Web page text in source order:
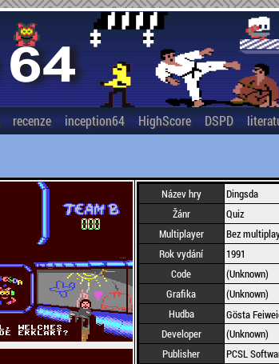
recenze inception64 HighScore DSPD
Název hry
Dingsda
Žánr
Quiz
Multiplayer
Bez
Rok vydání
1991
Code
(Unknown)
Grafika
(Unknown)
Hudba
Gösta
Developer
(Unknown)
Publisher
PCSL